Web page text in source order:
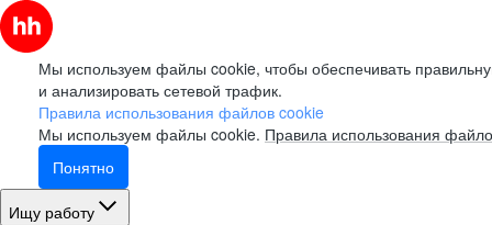
Мы используем файлы cookie, чтобы обеспечивать
и анализировать сетевой трафик.
Правила использования файлов cookie
Мы используем файлы cookie. Правила использования
Понятно
Ищу работу